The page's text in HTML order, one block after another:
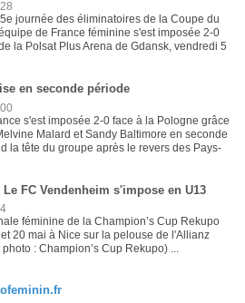
journée des éliminatoires de la Coupe du
de France féminine s'est imposée 2-0
la Polsat Plus Arena de Gdansk, vendredi 5
en seconde période
s'est imposée 2-0 face à la Pologne grâce
Malard et Sandy Baltimore en seconde
la tête du groupe après le revers des Pays-
FC Vendenheim s'impose en U13
féminine de la Champion’s Cup Rekupo
20 mai à Nice sur la pelouse de l'Allianz
: Champion’s Cup Rekupo) ...